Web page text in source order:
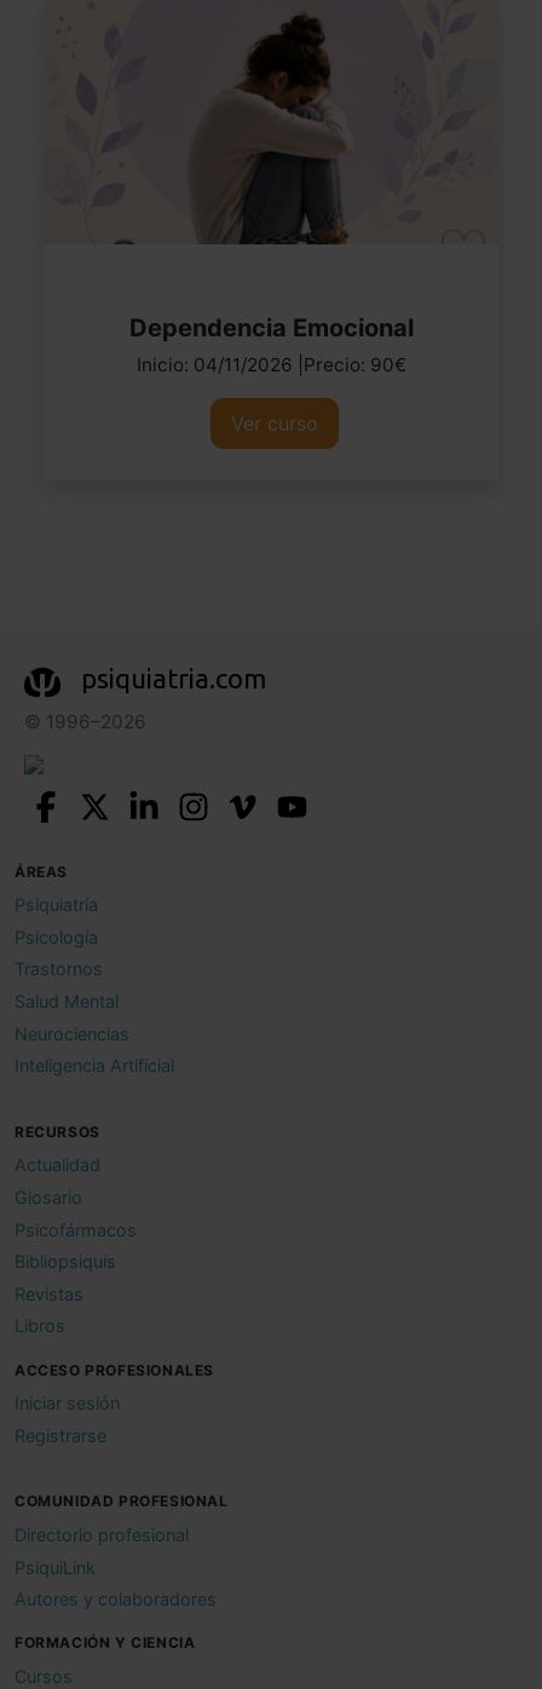
Dependencia Emocional
Inicio: 04/11/2026 |Precio: 90€
Ver curso
psiquiatria.com
© 1996–2026
ÁREAS
Psiquiatría
Psicología
Trastornos
Salud Mental
Neurociencias
Inteligencia Artificial
RECURSOS
Actualidad
Glosario
Psicofármacos
Bibliopsiquis
Revistas
Libros
ACCESO PROFESIONALES
Iniciar sesión
Registrarse
COMUNIDAD PROFESIONAL
Directorio profesional
PsiquiLink
Autores y colaboradores
FORMACIÓN Y CIENCIA
Cursos